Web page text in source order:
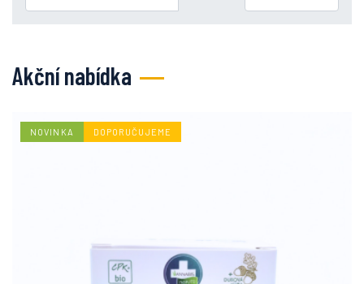
Akční nabídka
NOVINKA DOPORUČUJEME